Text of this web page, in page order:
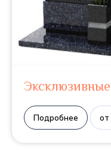
Подробнее от